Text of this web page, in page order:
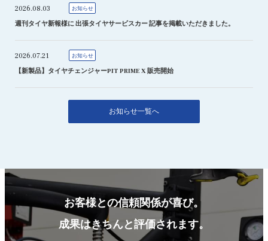
2026.08.03 お知らせ
週刊タイヤ新報様に 出張タイヤサービスカー 記事を掲載いただきました。
2026.07.21 お知らせ
【新製品】タイヤチェンジャーPIT PRIME X 販売開始
お知らせ一覧へ
お客様との信頼関係が喜び。
成果はきちんと評価されます。